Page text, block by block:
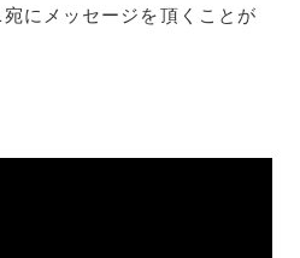
にメッセージを頂くことが